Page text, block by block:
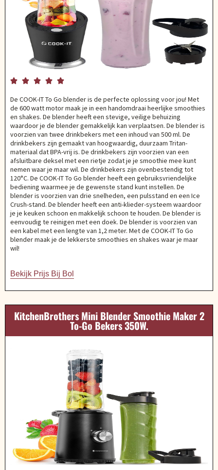
    
De COOK-IT To Go blender is de perfecte oplossing voor jou! Met
de 600 watt motor maak je in een handomdraai heerlijke smoothies
en shakes. De blender heeft een stevige, veilige behuizing
waardoor je de blender gemakkelijk kan verplaatsen. De blender is
voorzien van twee drinkbekers met een inhoud van 500 ml. De
drinkbekers zijn gemaakt van hoogwaardig, duurzaam Tritan-
materiaal dat BPA-vrij is. De drinkbekers zijn voorzien van een
afsluitbare deksel met een rietje zodat je je smoothie mee kunt
nemen waar je maar wil. De drinkbekers zijn ovenbestendig tot
120°C. De COOK-IT To Go blender heeft een gebruiksvriendelijke
bediening waarmee je de gewenste stand kunt instellen. De
blender is voorzien van drie snelheden, een pulsstand en een Ice
Crush-stand. De blender heeft een anti-klieder-systeem waardoor
je je keuken schoon en makkelijk schoon te houden. De blender is
eenvoudig te reinigen met een doek. De blender is voorzien van
een kabel met een lengte van 1,2 meter. Met de COOK-IT To Go
blender maak je de lekkerste smoothies en shakes waar je maar
wil!
Bekijk Prijs Bij Bol
KitchenBrothers Mini Blender Smoothie Maker 2
To-Go Bekers 350W.